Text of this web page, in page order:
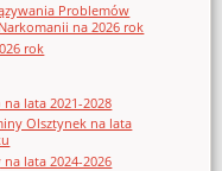
Problemów
na 2026 rok
rok
lata 2021-2028
Olsztynek na lata
lata 2024-2026